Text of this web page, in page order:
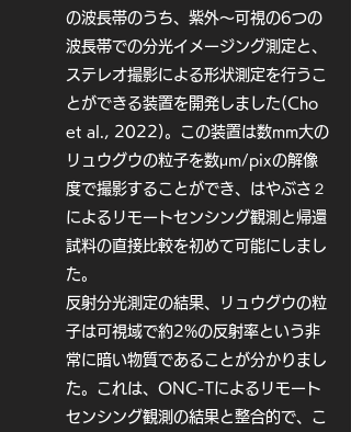
るいはオイラリア族に限られることが
分かりました (Sugita et al., 2019)。
また、リュウグウを構成する大半の暗
い物質とは異なるスペクトルを持つ明
るい岩塊も発見されました。これらの
異質な岩塊のスペクトルは、はやぶさ
初号機が探査したイトカワが属するS
型小惑星と整合的であり (Tatsumi et
al., 2021a)、リュウグウの母天体は少
ていたことが示唆されました
(Sugimoto et al., 2021)。更に、リ
ュウグウの表層は長い年月の間宇宙空
間に晒されて風化することで、徐々に
反射スペクトルが変化しており(Sugita
et al., 2019; Morota et al.,
2020)、極域には比較的風化していな
い物質が露出していることも発見され
の波長帯のうち、紫外〜可視の6つの
波長帯での分光イメージング測定と、
ステレオ撮影による形状測定を行うこ
とができる装置を開発しました(Cho
et al., 2022)。この装置は数mm大の
リュウグウの粒子を数μm/pixの解像
度で撮影することができ、はやぶさ２
によるリモートセンシング観測と帰還
試料の直接比較を初めて可能にしまし
た。
反射分光測定の結果、リュウグウの粒
子は可視域で約2%の反射率という非
常に暗い物質であることが分かりまし
た。これは、ONC-Tによるリモート
センシング観測の結果と整合的で、こ